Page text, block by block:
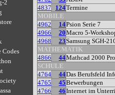
2
Codes
4837
124Termine
MOBILE
4962
14Psion Serie 7
4966
20Macro 5-
4968
23Samsung SGH-
MATHEMATIK
4866
44Mathcad 2000
SCHULE
4764
44Das Berufsfeld
4765
45Bewerbungen
4766
46Internet im